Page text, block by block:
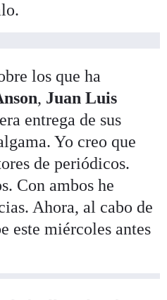
los que ha
, Juan Luis
entrega de sus
Yo creo que
de periódicos.
Con ambos he
Ahora, al cabo de
este miércoles antes